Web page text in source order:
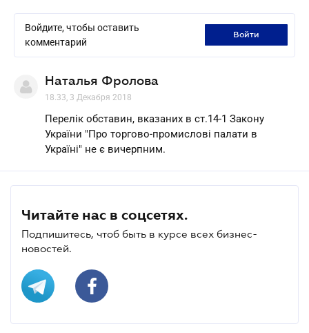
Войдите, чтобы оставить
комментарий
войти
Наталья Фролова
18.33, 3 Декабря 2018
Перелік обставин, вказаних в ст.14-1 Закону
України "Про торгово-промислові палати в
Україні" не є вичерпним.
Читайте нас в соцсетях.
Подпишитесь, чтоб быть в курсе всех бизнес-
новостей.